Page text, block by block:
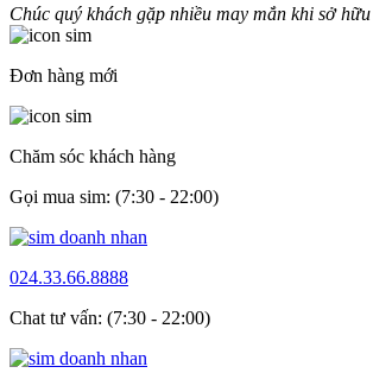
Chúc quý khách gặp nhiều may mắn khi sở
Đơn hàng mới
Chăm sóc khách hàng
Gọi mua sim: (7:30 - 22:00)
024.33.66.8888
Chat tư vấn: (7:30 - 22:00)